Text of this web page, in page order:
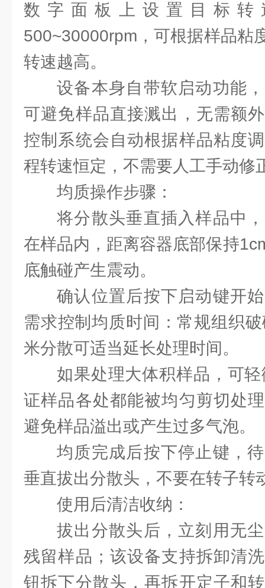
数字面板上设置目标转
500~30000rpm，可根据样品粘
转速越高。
设备本身自带软启动功能
可避免样品直接溅出，无需额
控制系统会自动根据样品粘度
程转速恒定，不需要人工手动修
均质操作步骤：
将分散头垂直插入样品中
在样品内，距离容器底部保持
底触碰产生震动。
确认位置后按下启动键开
需求控制均质时间：常规组织
米分散可适当延长处理时间。
如果处理大体积样品，可
证样品各处都能被均匀剪切处
避免样品溢出或产生过多气泡。
均质完成后按下停止键，
垂直拔出分散头，不要在转子转
使用后清洁收纳：
拔出分散头后，立刻用无
残留样品；该设备支持拆卸清
钮拆下分散头，再拆开定子和